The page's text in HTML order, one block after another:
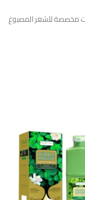
مخصصة للشعر المصبوغ